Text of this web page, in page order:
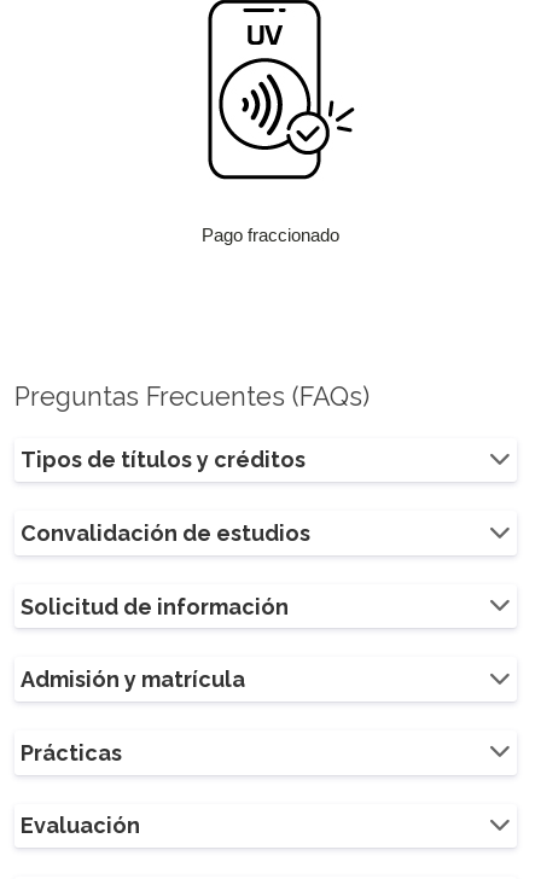
Pago fraccionado
Preguntas Frecuentes (FAQs)
Tipos de títulos y créditos
Convalidación de estudios
Solicitud de información
Admisión y matrícula
Prácticas
Evaluación